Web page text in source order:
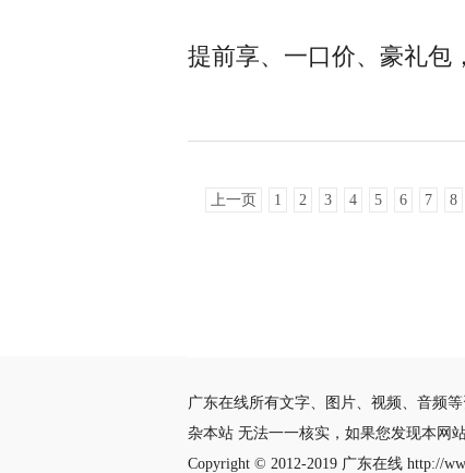
提前享、一口价、豪礼包
上一页 1 2 3 4 5 6 7 8
广东在线所有文字、图片、视频、音频
杂本站 无法一一核实，如果您发现本网
Copyright © 2012-2019 广东在线 http://